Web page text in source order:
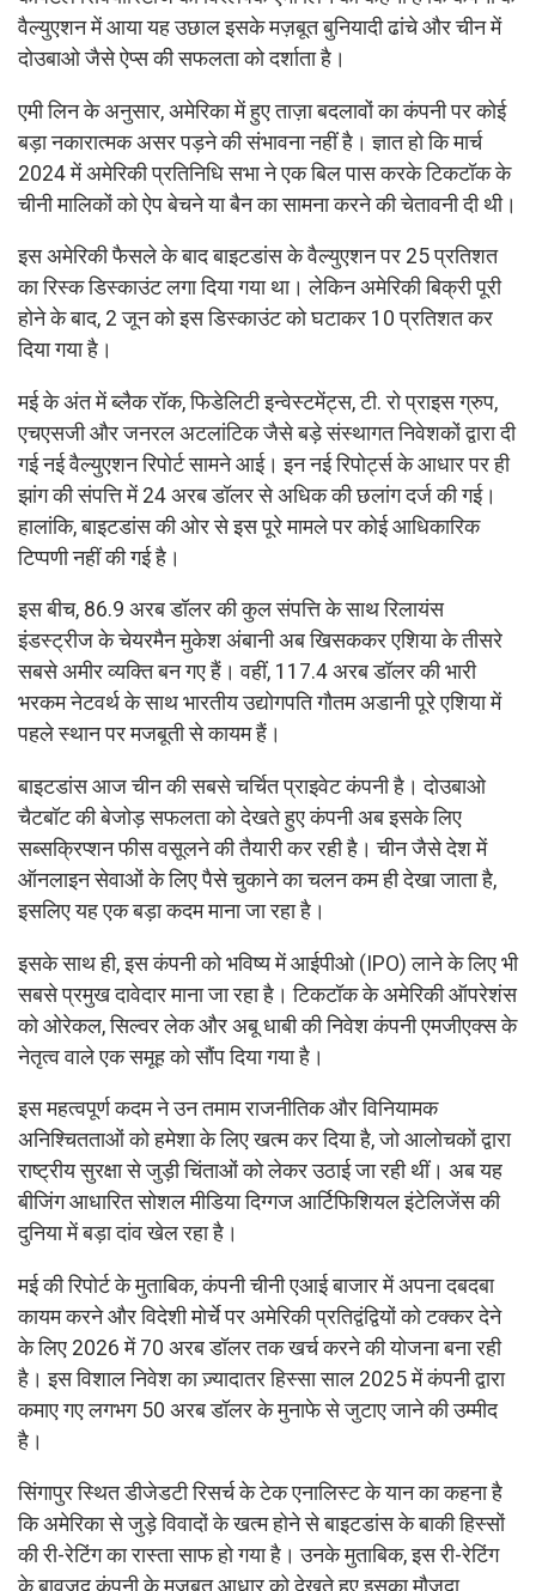
वैल्युएशन में आया यह उछाल इसके मज़बूत बुनियादी ढांचे और चीन में
दोउबाओ जैसे ऐप्स की सफलता को दर्शाता है।
एमी लिन के अनुसार, अमेरिका में हुए ताज़ा बदलावों का कंपनी पर कोई
बड़ा नकारात्मक असर पड़ने की संभावना नहीं है। ज्ञात हो कि मार्च
2024 में अमेरिकी प्रतिनिधि सभा ने एक बिल पास करके टिकटॉक के
चीनी मालिकों को ऐप बेचने या बैन का सामना करने की चेतावनी दी थी।
इस अमेरिकी फैसले के बाद बाइटडांस के वैल्युएशन पर 25 प्रतिशत
का रिस्क डिस्काउंट लगा दिया गया था। लेकिन अमेरिकी बिक्री पूरी
होने के बाद, 2 जून को इस डिस्काउंट को घटाकर 10 प्रतिशत कर
दिया गया है।
मई के अंत में ब्लैक रॉक, फिडेलिटी इन्वेस्टमेंट्स, टी. रो प्राइस ग्रुप,
एचएसजी और जनरल अटलांटिक जैसे बड़े संस्थागत निवेशकों द्वारा दी
गई नई वैल्युएशन रिपोर्ट सामने आई। इन नई रिपोर्ट्स के आधार पर ही
झांग की संपत्ति में 24 अरब डॉलर से अधिक की छलांग दर्ज की गई।
हालांकि, बाइटडांस की ओर से इस पूरे मामले पर कोई आधिकारिक
टिप्पणी नहीं की गई है।
इस बीच, 86.9 अरब डॉलर की कुल संपत्ति के साथ रिलायंस
इंडस्ट्रीज के चेयरमैन मुकेश अंबानी अब खिसककर एशिया के तीसरे
सबसे अमीर व्यक्ति बन गए हैं। वहीं, 117.4 अरब डॉलर की भारी
भरकम नेटवर्थ के साथ भारतीय उद्योगपति गौतम अडानी पूरे एशिया में
पहले स्थान पर मजबूती से कायम हैं।
बाइटडांस आज चीन की सबसे चर्चित प्राइवेट कंपनी है। दोउबाओ
चैटबॉट की बेजोड़ सफलता को देखते हुए कंपनी अब इसके लिए
सब्सक्रिप्शन फीस वसूलने की तैयारी कर रही है। चीन जैसे देश में
ऑनलाइन सेवाओं के लिए पैसे चुकाने का चलन कम ही देखा जाता है,
इसलिए यह एक बड़ा कदम माना जा रहा है।
इसके साथ ही, इस कंपनी को भविष्य में आईपीओ (IPO) लाने के लिए भी
सबसे प्रमुख दावेदार माना जा रहा है। टिकटॉक के अमेरिकी ऑपरेशंस
को ओरेकल, सिल्वर लेक और अबू धाबी की निवेश कंपनी एमजीएक्स के
नेतृत्व वाले एक समूह को सौंप दिया गया है।
इस महत्वपूर्ण कदम ने उन तमाम राजनीतिक और विनियामक
अनिश्चितताओं को हमेशा के लिए खत्म कर दिया है, जो आलोचकों द्वारा
राष्ट्रीय सुरक्षा से जुड़ी चिंताओं को लेकर उठाई जा रही थीं। अब यह
बीजिंग आधारित सोशल मीडिया दिग्गज आर्टिफिशियल इंटेलिजेंस की
दुनिया में बड़ा दांव खेल रहा है।
मई की रिपोर्ट के मुताबिक, कंपनी चीनी एआई बाजार में अपना दबदबा
कायम करने और विदेशी मोर्चे पर अमेरिकी प्रतिद्वंद्वियों को टक्कर देने
के लिए 2026 में 70 अरब डॉलर तक खर्च करने की योजना बना रही
है। इस विशाल निवेश का ज़्यादातर हिस्सा साल 2025 में कंपनी द्वारा
कमाए गए लगभग 50 अरब डॉलर के मुनाफे से जुटाए जाने की उम्मीद
है।
सिंगापुर स्थित डीजेडटी रिसर्च के टेक एनालिस्ट के यान का कहना है
कि अमेरिका से जुड़े विवादों के खत्म होने से बाइटडांस के बाकी हिस्सों
की री-रेटिंग का रास्ता साफ हो गया है। उनके मुताबिक, इस री-रेटिंग